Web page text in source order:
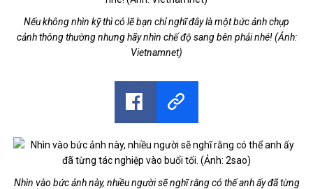
Nếu không nhìn kỹ thì có lẽ bạn chỉ nghĩ đây là một bức ảnh chụp
cảnh thông thường nhưng hãy nhìn chế độ sang bên phải nhé! (Ảnh:
Vietnamnet)
Nhìn vào bức ảnh này, nhiều người sẽ nghĩ rằng có thể anh ấy đã từng